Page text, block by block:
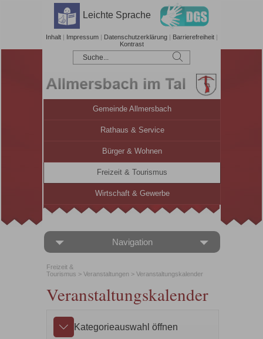
Leichte Sprache
Inhalt| Impressum| Datenschutzerklärung| Barrierefreiheit|
Kontrast
Gemeinde Allmersbach
Rathaus & Service
Bürger & Wohnen
Freizeit & Tourismus
Wirtschaft & Gewerbe
Navigation
Freizeit &
Tourismus > Veranstaltungen > Veranstaltungskalender
Veranstaltungskalender
Kategorieauswahl öffnen